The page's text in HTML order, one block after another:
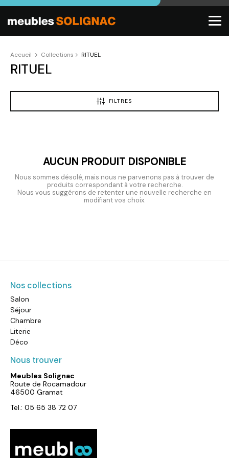
Accueil Collections RITUEL
RITUEL
FILTRES
AUCUN PRODUIT DISPONIBLE
Nous sommes désolé, mais nous ne parvenons pas à trouver de
produits correspondant à votre recherche.
Nous vous suggérons de retenter une nouvelle recherche en
modifiant vos choix.
Nos collections
Salon
Séjour
Chambre
Literie
Déco
Nous trouver
Meubles Solignac
Route de Rocamadour
46500 Gramat
Tel.: 05 65 38 72 07